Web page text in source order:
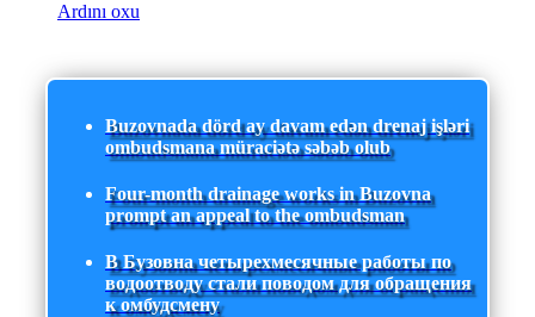
Ardını oxu
Buzovnada dörd ay davam edən drenaj işləri
ombudsmana müraciətə səbəb olub
Four-month drainage works in Buzovna
prompt an appeal to the ombudsman
В Бузовна четырехмесячные работы по
водоотводу стали поводом для обращения
к омбудсмену